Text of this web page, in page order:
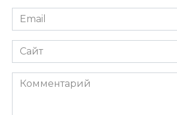
Email
Сайт
Комментарий